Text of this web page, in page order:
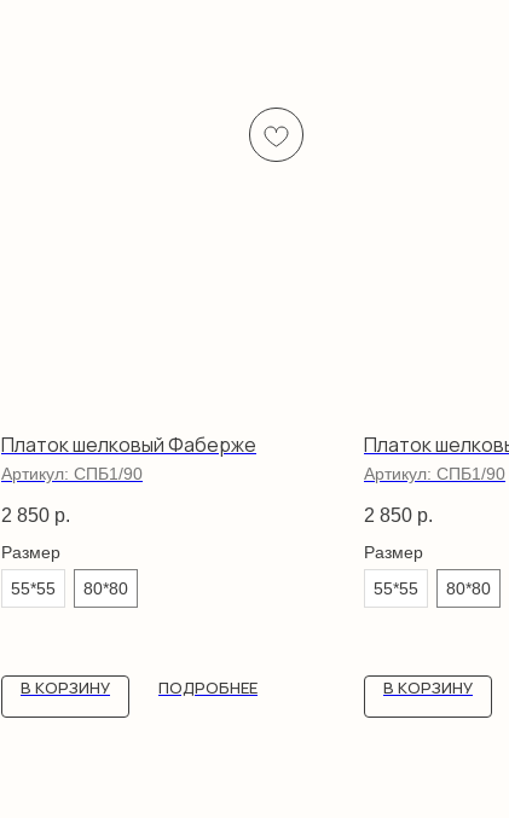
Платок шелковый Фаберже
Артикул: СПБ1/90
2 850 р.
Размер
55*55
80*80
В КОРЗИНУ ПОДРОБНЕЕ
Платок
Артикул: СПБ1/90
2 850 р.
Размер
55*55
80*80
В КОРЗИНУ